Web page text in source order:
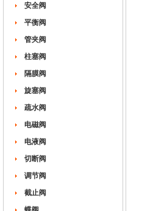
安全阀
平衡阀
管夹阀
柱塞阀
隔膜阀
旋塞阀
疏水阀
电磁阀
电液阀
切断阀
调节阀
截止阀